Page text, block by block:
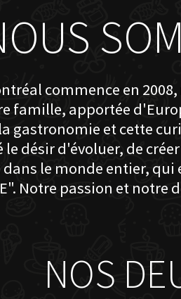
commence en
famille, apportée
gastronomie et cette
le désir d'évoluer, de
le monde entier,
Notre passion et notre
NOS